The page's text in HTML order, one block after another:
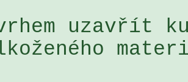
uzavřít